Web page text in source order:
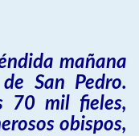
mañana
San Pedro.
70 mil fieles,
obispos,